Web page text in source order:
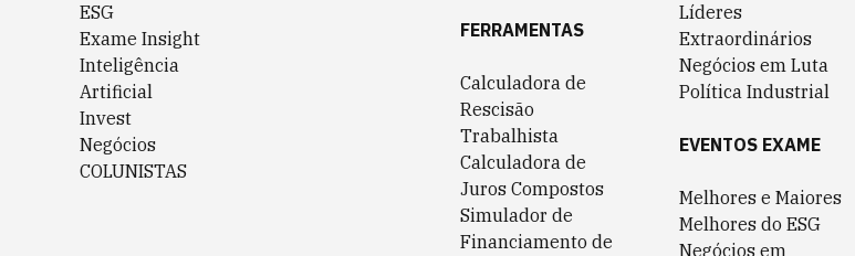
ESG
Exame Insight
Inteligência
Artificial
Invest
Negócios
COLUNISTAS
FERRAMENTAS
Calculadora de
Rescisão
Trabalhista
Calculadora de
Juros Compostos
Simulador de
Financiamento de
Líderes
Extraordinários
Negócios em Luta
Política Industrial
EVENTOS EXAME
Melhores e Maiores
Melhores do ESG
Negócios em